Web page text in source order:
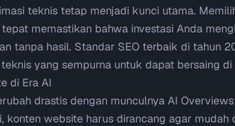
teknis tetap menjadi kunci utama.
memastikan bahwa investasi Anda
tanpa hasil. Standar SEO terbaik di tahun
yang sempurna untuk dapat bersaing
di Era AI
drastis dengan munculnya AI
konten website harus dirancang agar mudah